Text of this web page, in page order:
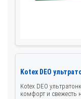
Kotex DEO
Kotex DEO
комфорт и свежесть